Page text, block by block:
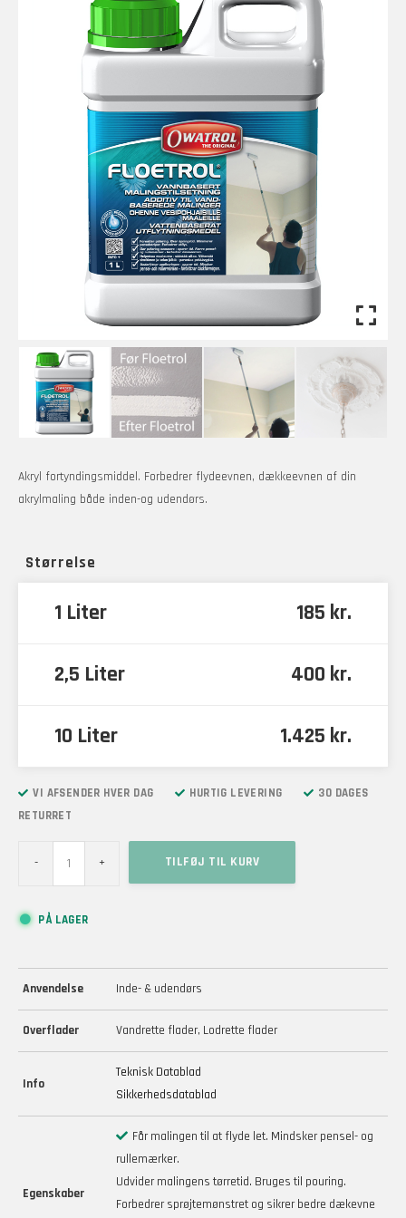
Akryl fortyndingsmiddel. Forbedrer flydeevnen, dækkeevnen af din
akrylmaling både inden-og udendørs.
Størrelse
1 Liter 185 kr.
2,5 Liter 400 kr.
10 Liter 1.425 kr.
VI AFSENDER HVER DAG HURTIG LEVERING
30 DAGES
RETURRET
-
antal
+ TILFØJ TIL KURV
PÅ LAGER
Anvendelse Inde- & udendørs
Overflader Vandrette flader, Lodrette flader
Info
Teknisk Datablad
Sikkerhedsdatablad
Egenskaber
Får malingen til at flyde let. Mindsker pensel- og
rullemærker.
Udvider malingens tørretid. Bruges til pouring.
Forbedrer sprøjtemønstret og sikrer bedre dækevne